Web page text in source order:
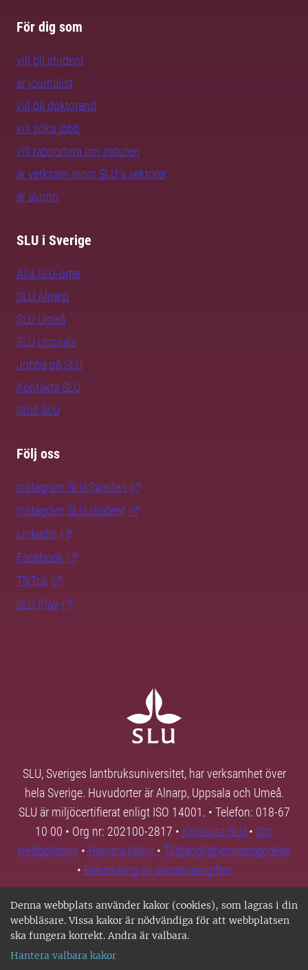
Denna webbplats använder kakor (cookies), som lagras i din
webbläsare. Vissa kakor är nödvändiga för att webbplatsen
ska fungera korrekt. Andra är valbara.
Hantera valbara kakor
För dig som
vill bli student
är journalist
vill bli doktorand
vill söka jobb
vill rapportera om naturen
är verksam inom SLU:s sektorer
är alumn
SLU i Sverige
Alla SLU-orter
SLU Alnarp
SLU Umeå
SLU Uppsala
Jobba på SLU
Kontakta SLU
Stöd SLU
Följ oss
Instagram SLU.Sweden
Instagram SLU.student
LinkedIn
Facebook
TikTok
SLU Play
SLU, Sveriges lantbruksuniversitet, har verksamhet över
hela Sverige. Huvudorter är Alnarp, Uppsala och Umeå.
SLU är miljöcertifierat enligt ISO 14001. • Telefon: 018-67
10 00 • Org nr: 202100-2817 • Kontakta SLU • Om
webbplatsen • Hantera kakor • Tillgänglighetsredogörelse
• Behandling av personuppgifter